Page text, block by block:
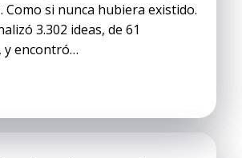
Como si nunca hubiera existido.
3.302 ideas, de 61
y encontró…